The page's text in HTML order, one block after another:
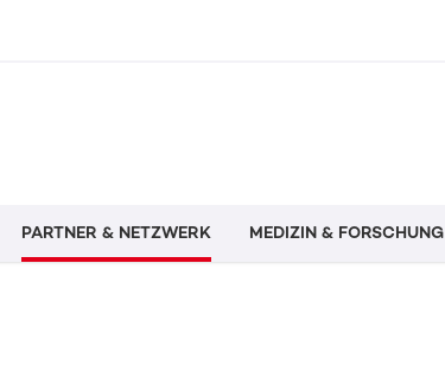
PARTNER & NETZWERK MEDIZIN & FORSCHUNG